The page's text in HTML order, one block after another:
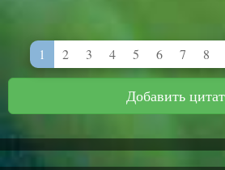
1 2 3 4 5 6 7 8
Добавить